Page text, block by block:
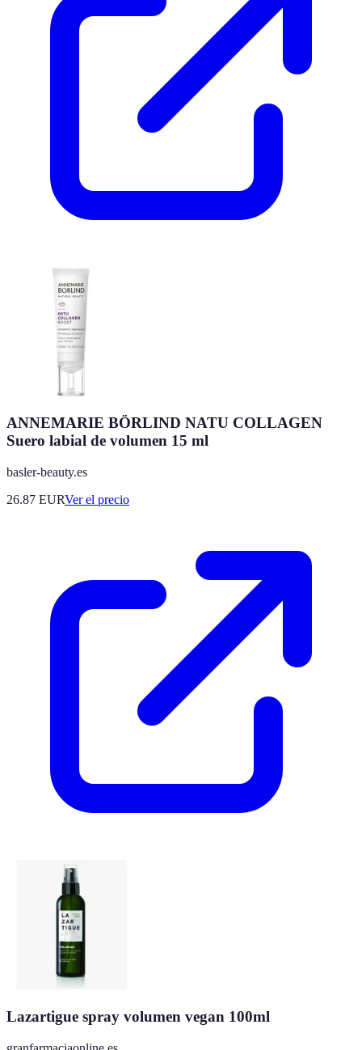
ANNEMARIE BÖRLIND NATU COLLAGEN
Suero labial de volumen 15 ml
basler-beauty.es
26.87 EURVer el precio
Lazartigue spray volumen vegan 100ml